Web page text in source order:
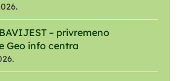
– privremeno
Geo info centra